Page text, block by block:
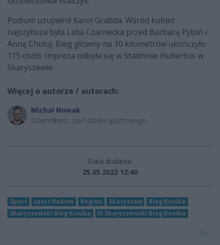
Podium uzupełnił Karol Grabda. Wśród kobiet
najszybsza była Lidia Czarnecka przed Barbarą Pytoń i
Anną Chołuj. Bieg główny na 10 kilometrów ukończyło
115 osób. Impreza odbyła się w Stadninie Hubertus w
Skaryszewie.
Więcej o autorze / autorach:
Michał Nowak
Dziennikarz, szef działu sportowego
Data dodania:
25.05.2022 12:40
Sport sport Radom Region Skaryszew
Bieg Konika
Skaryszewski Bieg Konika
III Skaryszewski Bieg Konika